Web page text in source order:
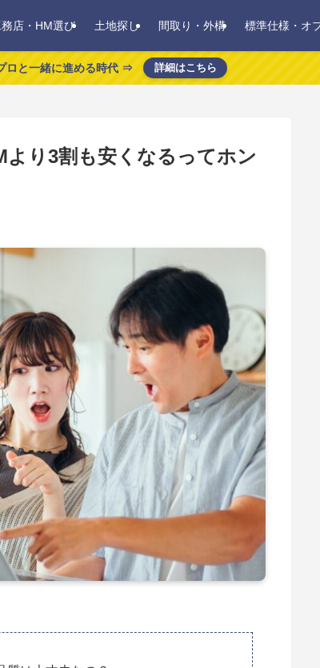
務店・HM選び 土地探し 間取り・外構 標準仕様・オ
ロと一緒に進める時代 ⇒ 詳細はこちら
より3割も安くなるってホン